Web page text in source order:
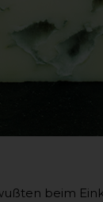
beim